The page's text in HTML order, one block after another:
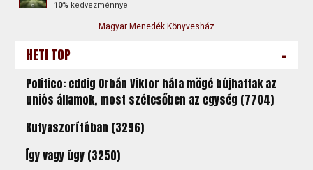
10% kedvezménnyel
Magyar Menedék Könyvesház
HETI TOP -
Politico: eddig Orbán Viktor háta mögé bújhattak az
uniós államok, most szétesőben az egység (7704)
Kutyaszorítóban (3296)
Így vagy úgy (3250)